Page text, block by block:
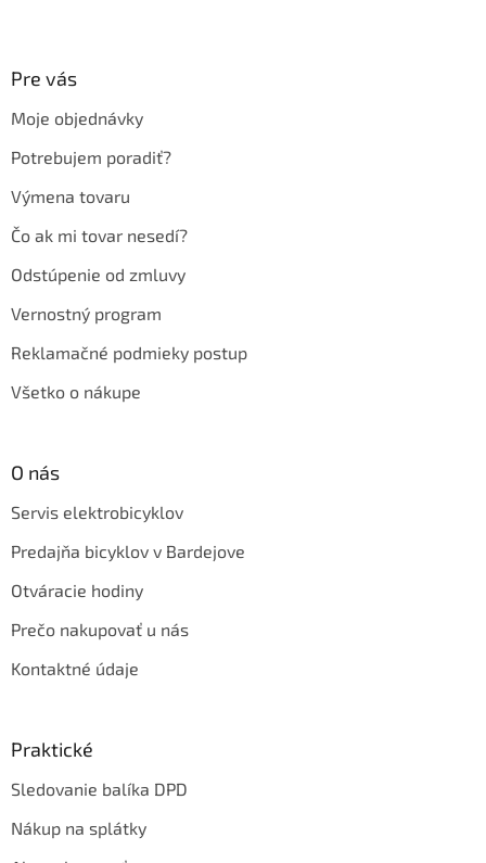
Pre vás
Moje objednávky
Potrebujem poradiť?
Výmena tovaru
Čo ak mi tovar nesedí?
Odstúpenie od zmluvy
Vernostný program
Reklamačné podmieky postup
Všetko o nákupe
O nás
Servis elektrobicyklov
Predajňa bicyklov v Bardejove
Otváracie hodiny
Prečo nakupovať u nás
Kontaktné údaje
Praktické
Sledovanie balíka DPD
Nákup na splátky